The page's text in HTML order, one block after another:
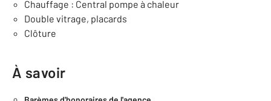
Chauffage : Central pompe à chaleur
Double vitrage, placards
Clôture
À savoir